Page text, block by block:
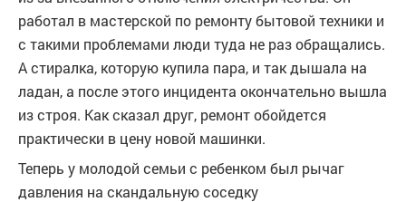
работал в мастерской по ремонту бытовой техники и
с такими проблемами люди туда не раз обращались.
А стиралка, которую купила пара, и так дышала на
ладан, а после этого инцидента окончательно вышла
из строя. Как сказал друг, ремонт обойдется
практически в цену новой машинки.
Теперь у молодой семьи с ребенком был рычаг
давления на скандальную соседку